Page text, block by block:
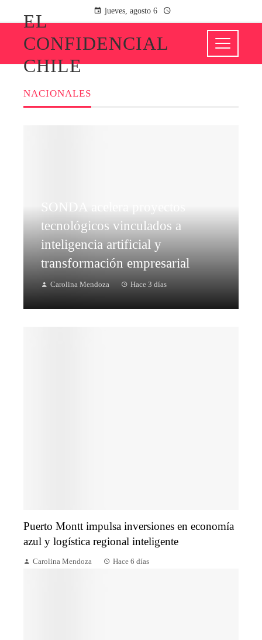
jueves, agosto 6
EL
CONFIDENCIAL
CHILE
NACIONALES
SONDA acelera proyectos
tecnológicos vinculados a
inteligencia artificial y
transformación empresarial
Carolina Mendoza Hace 3 días
Puerto Montt impulsa inversiones en economía
azul y logística regional inteligente
Carolina Mendoza Hace 6 días